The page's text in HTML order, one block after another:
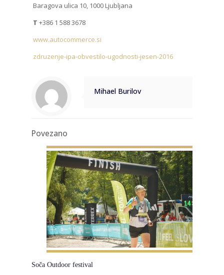
Baragova ulica 10, 1000 Ljubljana
T +386 1 588 3678
www.autocommerce.si
zdruzenje-ipa-obvestilo-ugodnosti-jesen-2016
Mihael Burilov
Povezano
Soča Outdoor festival